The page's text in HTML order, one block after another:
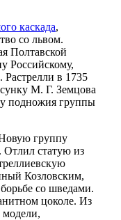
каскада,
со львом.
Полтавской
Российскому,
в 1735
М. Г. Земцова
подножия группы
группу
Отлил статую из
Козловским,
со шведами.
цоколе. Из
модели,